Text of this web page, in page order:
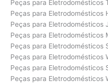
Peças para Eletrodomésticos
Peças para Eletrodomésticos
Peças para Eletrodomésticos
Peças para Eletrodomésticos
Peças para Eletrodomésticos
Peças para Eletrodomésticos
Peças para Eletrodomésticos
Peças para Eletrodomésticos